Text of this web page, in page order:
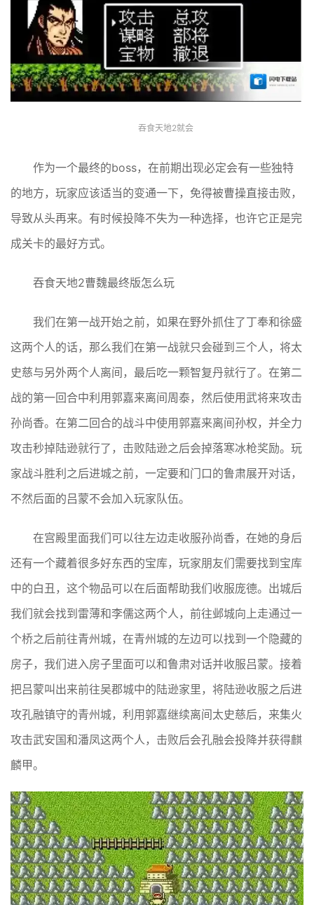
吞食天地2就会
作为一个最终的boss，在前期出现必定会有一些独特
的地方，玩家应该适当的变通一下，免得被曹操直接击败，
导致从头再来。有时候投降不失为一种选择，也许它正是完
成关卡的最好方式。
吞食天地2曹魏最终版怎么玩
我们在第一战开始之前，如果在野外抓住了丁奉和徐盛
这两个人的话，那么我们在第一战就只会碰到三个人，将太
史慈与另外两个人离间，最后吃一颗智复丹就行了。在第二
战的第一回合中利用郭嘉来离间周泰，然后使用武将来攻击
孙尚香。在第二回合的战斗中使用郭嘉来离间孙权，并全力
攻击秒掉陆逊就行了，击败陆逊之后会掉落寒冰枪奖励。玩
家战斗胜利之后进城之前，一定要和门口的鲁肃展开对话，
不然后面的吕蒙不会加入玩家队伍。
在宫殿里面我们可以往左边走收服孙尚香，在她的身后
还有一个藏着很多好东西的宝库，玩家朋友们需要找到宝库
中的白丑，这个物品可以在后面帮助我们收服庞德。出城后
我们就会找到雷薄和李儒这两个人，前往邺城向上走通过一
个桥之后前往青州城，在青州城的左边可以找到一个隐藏的
房子，我们进入房子里面可以和鲁肃对话并收服吕蒙。接着
把吕蒙叫出来前往吴郡城中的陆逊家里，将陆逊收服之后进
攻孔融镇守的青州城，利用郭嘉继续离间太史慈后，来集火
攻击武安国和潘凤这两个人，击败后会孔融会投降并获得麒
麟甲。